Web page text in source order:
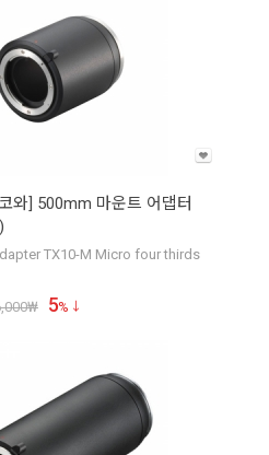
와] 500mm 마운트 어댑터
TX10-M Micro four thirds
₩ 5%